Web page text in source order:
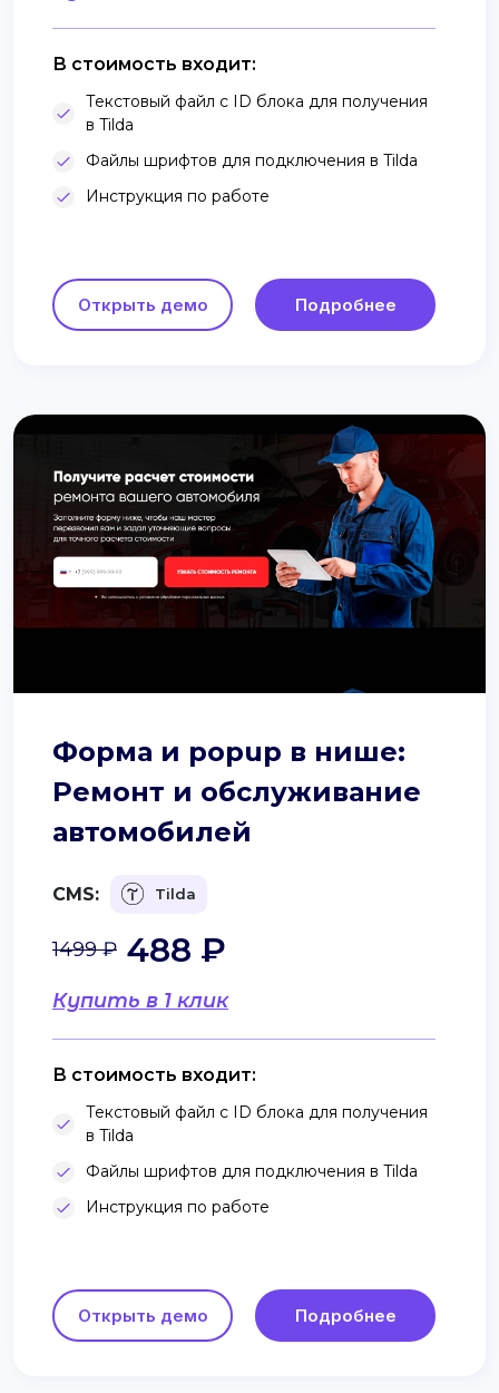
В стоимость входит:
Текстовый файл с ID блока для получения
в Tilda
Файлы шрифтов для подключения в Tilda
Инструкция по работе
Открыть демо Подробнее
Форма и popup в нише:
Ремонт и обслуживание
автомобилей
CMS: Tilda
Купить в 1 клик
1499 ₽ 488 ₽
В стоимость входит:
Текстовый файл с ID блока для получения
в Tilda
Файлы шрифтов для подключения в Tilda
Инструкция по работе
Открыть демо Подробнее